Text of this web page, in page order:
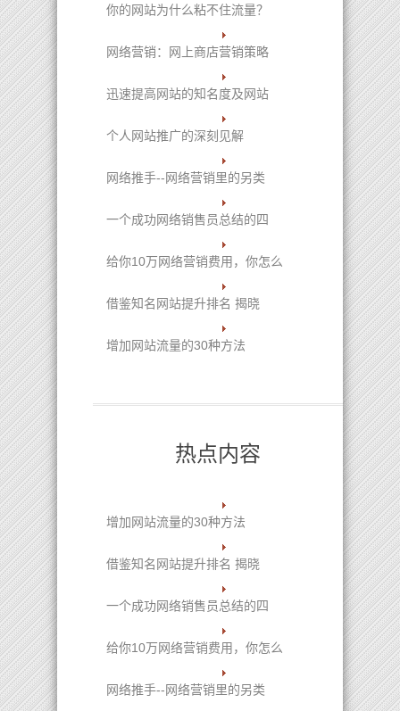
你的网站为什么粘不住流量？
网络营销：网上商店营销策略
迅速提高网站的知名度及网站
个人网站推广的深刻见解
网络推手--网络营销里的另类
一个成功网络销售员总结的四
给你10万网络营销费用，你怎么
借鉴知名网站提升排名 揭晓
增加网站流量的30种方法
热点内容
增加网站流量的30种方法
借鉴知名网站提升排名 揭晓
一个成功网络销售员总结的四
给你10万网络营销费用，你怎么
网络推手--网络营销里的另类